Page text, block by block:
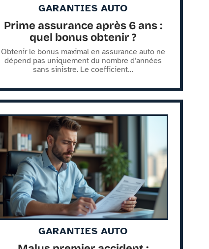
GARANTIES AUTO
Prime assurance après 6 ans :
quel bonus obtenir ?
Obtenir le bonus maximal en assurance auto ne
dépend pas uniquement du nombre d'années
sans sinistre. Le coefficient…
GARANTIES AUTO